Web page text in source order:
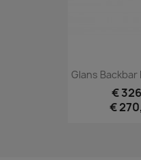
Glans
€
€